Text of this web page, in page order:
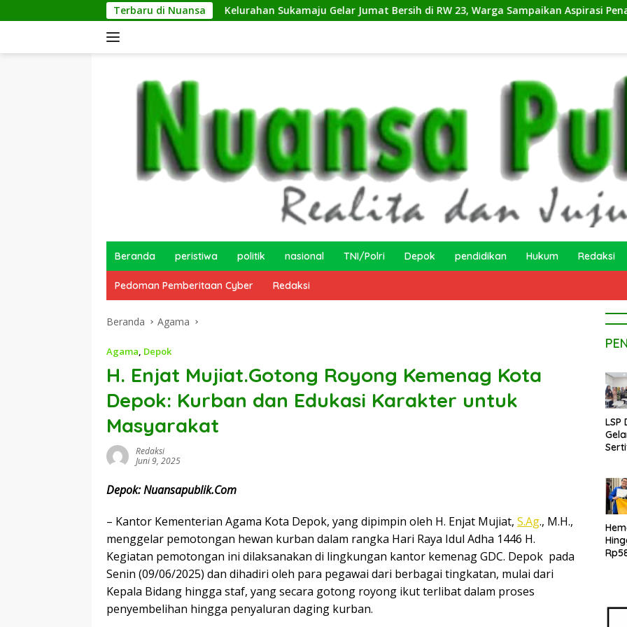
ke
Terbaru di Nuansa
Kelurahan Sukamaju Gelar Jumat Bersih di RW 23, Warga Sampaikan Aspirasi Penanganan Banjir
Beranda peristiwa politik nasional TNI/Polri Depok pendidikan Hukum Redaksi
Pedoman Pemberitaan Cyber Redaksi
Beranda Agama
Agama, Depok
H. Enjat Mujiat.Gotong Royong Kemenag Kota
Depok: Kurban dan Edukasi Karakter untuk
Masyarakat
Redaksi
Juni 9, 2025
Depok: Nuansapublik.Com
– Kantor Kementerian Agama Kota Depok, yang dipimpin oleh H. Enjat Mujiat, S.Ag., M.H.,
menggelar pemotongan hewan kurban dalam rangka Hari Raya Idul Adha 1446 H.
Kegiatan pemotongan ini dilaksanakan di lingkungan kantor kemenag GDC. Depok pada
Senin (09/06/2025) dan dihadiri oleh para pegawai dari berbagai tingkatan, mulai dari
Kepala Bidang hingga staf, yang secara gotong royong ikut terlibat dalam proses
penyembelihan hingga penyaluran daging kurban.
LSP
MBI